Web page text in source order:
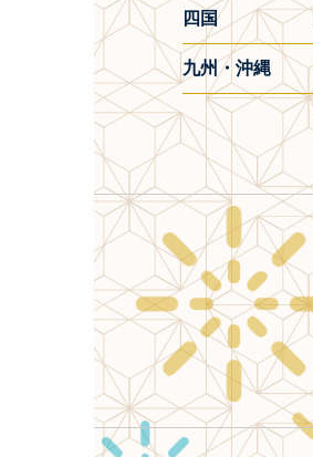
四国
九州・沖縄